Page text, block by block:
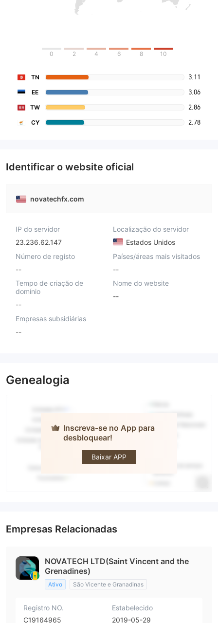
0 2 4 6 8 10
TN 3.11
EE 3.06
TW 2.86
CY 2.78
Identificar o website oficial
novatechfx.com
IP do servidor
23.236.62.147
Localização do servidor
Estados Unidos
Número de registo
--
Países/áreas mais visitados
--
Tempo de criação de
domínio
--
Nome do website
--
Empresas subsidiárias
--
Genealogia
Inscreva-se no App para
desbloquear!
Baixar APP
NovaTech
Empresas Relacionadas
NOVATECH LTD(Saint Vincent and the
Grenadines)
Ativo São Vicente e Granadinas
Registro NO.
C19164965
Estabelecido
2019-05-29